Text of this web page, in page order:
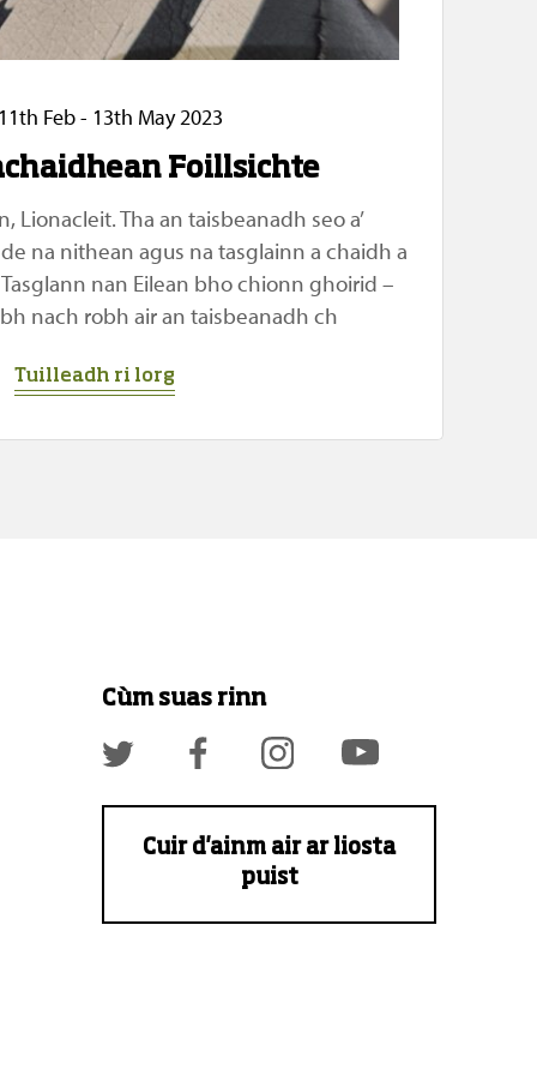
11th Feb - 13th May 2023
Foillsichte
Lionacleit. Tha an taisbeanadh seo a’
na nithean agus na tasglainn a chaidh a
nan Eilean bho chionn ghoirid –
nach robh air an taisbeanadh ch
Tuilleadh ri lorg
Cùm suas rinn
Cuir d'ainm air ar liosta
puist